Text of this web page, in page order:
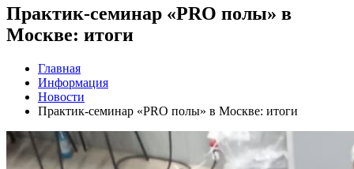
Практик-семинар «PRO полы» в
Москве: итоги
Главная
Информация
Новости
Практик-семинар «PRO полы» в Москве: итоги